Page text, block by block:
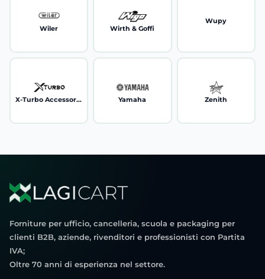
Wiler Wirth & Goffi
Wupy
X-Turbo Accessori telefonia Yamaha Zenith
Forniture per ufficio, cancelleria, scuola e packaging per
clienti B2B, aziende, rivenditori e professionisti con Partita
IVA;
Oltre 70 anni di esperienza nel settore.